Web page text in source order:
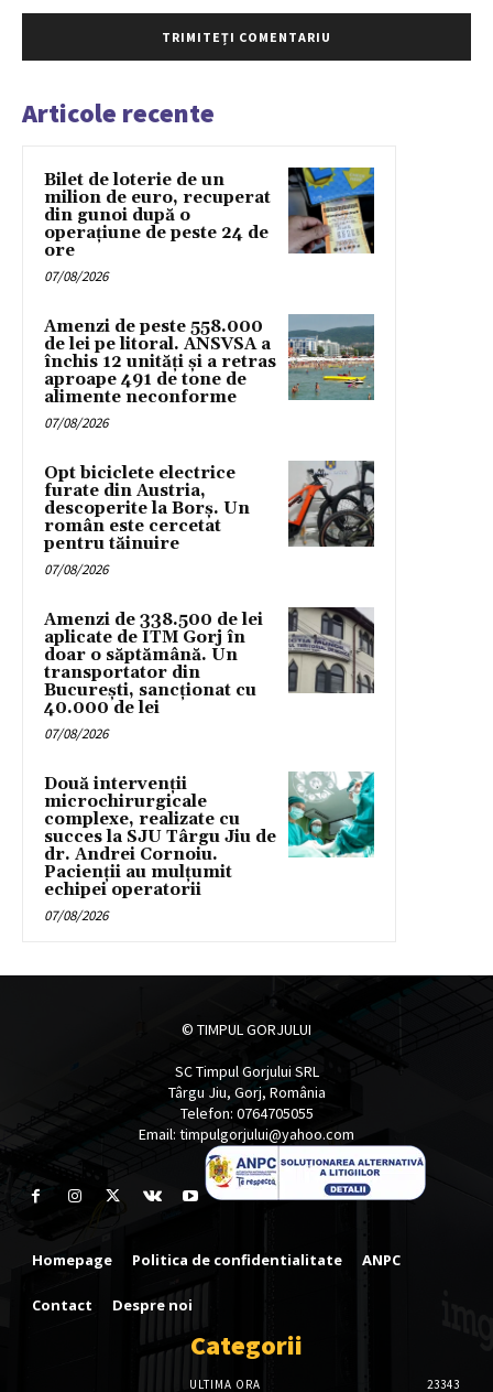
Articole recente
Bilet de loterie de un
milion de euro, recuperat
din gunoi după o
operațiune de peste 24 de
ore
07/08/2026
Amenzi de peste 558.000
de lei pe litoral. ANSVSA a
închis 12 unități și a retras
aproape 491 de tone de
alimente neconforme
07/08/2026
Opt biciclete electrice
furate din Austria,
descoperite la Borș. Un
român este cercetat
pentru tăinuire
07/08/2026
Amenzi de 338.500 de lei
aplicate de ITM Gorj în
doar o săptămână. Un
transportator din
București, sancționat cu
40.000 de lei
07/08/2026
Două intervenții
microchirurgicale
complexe, realizate cu
succes la SJU Târgu Jiu de
dr. Andrei Cornoiu.
Pacienții au mulțumit
echipei operatorii
07/08/2026
© TIMPUL GORJULUI
SC Timpul Gorjului SRL
Târgu Jiu, Gorj, România
Telefon: 0764705055
Email: timpulgorjului@yahoo.com
Homepage Politica de confidentialitate ANPC
Contact Despre noi
Categorii
ULTIMA ORA 23343